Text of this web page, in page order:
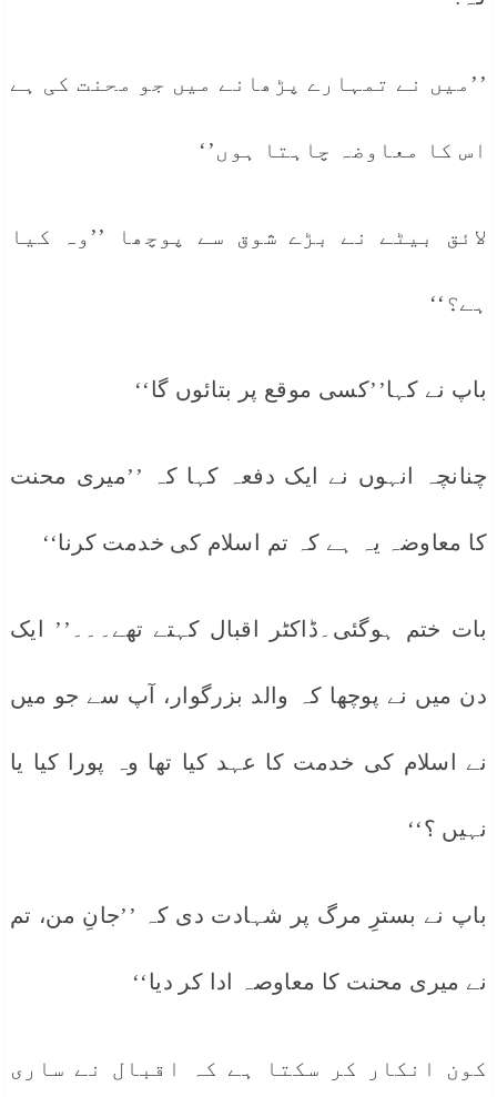
’’میں نے تمہارے پڑھانے میں جو محنت کی ہے
اس کا معاوضہ چاہتا ہوں’‘
لائق بیٹے نے بڑے شوق سے پوچھا ’’وہ کیا
ہے؟‘‘
باپ نے کہا’’کسی موقع پر بتائوں گا‘‘
چنانچہ انہوں نے ایک دفعہ کہا کہ ’’میری محنت
کا معاوضہ یہ ہے کہ تم اسلام کی خدمت کرنا‘‘
بات ختم ہوگئی۔ڈاکٹر اقبال کہتے تھے۔۔۔’’ ایک
دن میں نے پوچھا کہ والد بزرگوار، آپ سے جو میں
نے اسلام کی خدمت کا عہد کیا تھا وہ پورا کیا یا
نہیں ؟‘‘
باپ نے بسترِ مرگ پر شہادت دی کہ ’’جانِ من، تم
نے میری محنت کا معاوصہ ادا کر دیا‘‘
کون انکار کر سکتا ہے کہ اقبال نے ساری